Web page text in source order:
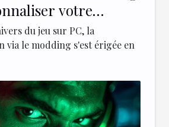
votre
jeu PC
du jeu sur PC, la
via le modding s'est érigée en